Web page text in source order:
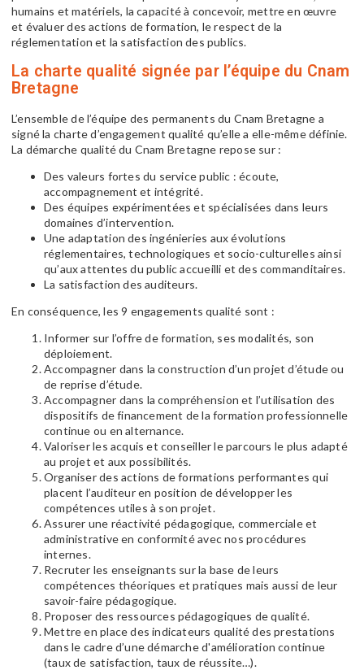
humains et matériels, la capacité à concevoir, mettre en œuvre
et évaluer des actions de formation, le respect de la
réglementation et la satisfaction des publics.
La charte qualité signée par l’équipe du Cnam
Bretagne
L’ensemble de l’équipe des permanents du Cnam Bretagne a
signé la charte d’engagement qualité qu’elle a elle-même définie.
La démarche qualité du Cnam Bretagne repose sur :
Des valeurs fortes du service public : écoute,
accompagnement et intégrité.
Des équipes expérimentées et spécialisées dans leurs
domaines d’intervention.
Une adaptation des ingénieries aux évolutions
réglementaires, technologiques et socio-culturelles ainsi
qu’aux attentes du public accueilli et des commanditaires.
La satisfaction des auditeurs.
En conséquence, les 9 engagements qualité sont :
Informer sur l’offre de formation, ses modalités, son
déploiement.
Accompagner dans la construction d’un projet d’étude ou
de reprise d’étude.
Accompagner dans la compréhension et l’utilisation des
dispositifs de financement de la formation professionnelle
continue ou en alternance.
Valoriser les acquis et conseiller le parcours le plus adapté
au projet et aux possibilités.
Organiser des actions de formations performantes qui
placent l’auditeur en position de développer les
compétences utiles à son projet.
Assurer une réactivité pédagogique, commerciale et
administrative en conformité avec nos procédures
internes.
Recruter les enseignants sur la base de leurs
compétences théoriques et pratiques mais aussi de leur
savoir-faire pédagogique.
Proposer des ressources pédagogiques de qualité.
Mettre en place des indicateurs qualité des prestations
dans le cadre d’une démarche d'amélioration continue
(taux de satisfaction, taux de réussite…).